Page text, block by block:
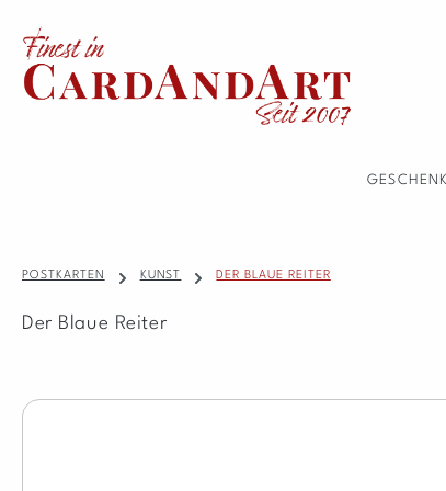
Hauptinhalt springen
Zur Suche springen
Zur Hauptnavigation springen
POSTKARTEN KUNST DER BLAUE REITER
Der Blaue Reiter